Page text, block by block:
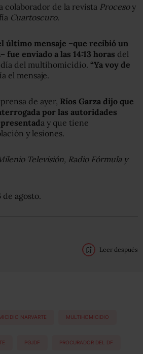
colaborador de la revista Procesoy
Cuartoscuro.
último mensaje –que recibió un
fue enviado a las 14:13 horas del
día del multihomicidio. “Ya voy de
el mensaje.
de ayer, Ríos Garza dijo que
por las autoridades
a y que tiene
y lesiones.
Televisión, Radio Fórmula y
agosto.
Leer después
NARVARTE MULTIHOMICIDIO
PGJDF PROCURADOR DEL DF